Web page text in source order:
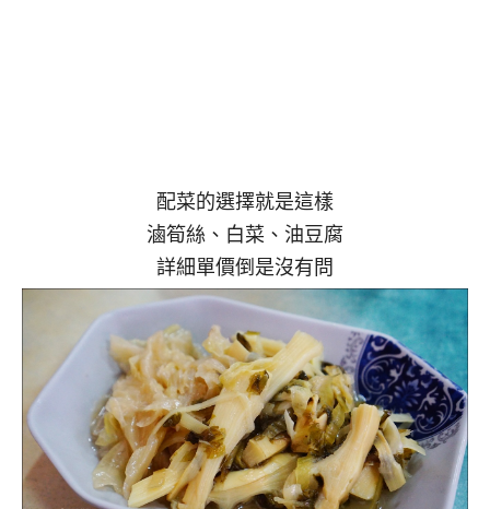
配菜的選擇就是這樣
滷筍絲、白菜、油豆腐
詳細單價倒是沒有問